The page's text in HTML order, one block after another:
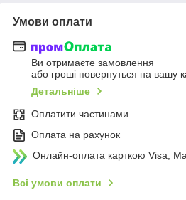
Умови оплати
Ви отримаєте замовлення
або гроші повернуться на вашу
Детальніше
Оплатити частинами
Оплата на рахунок
Онлайн-оплата карткою Visa,
Всі умови оплати